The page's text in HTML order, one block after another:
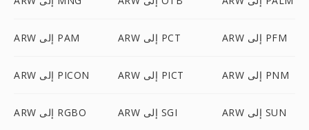
ARW إلى PAM ARW إلى PCT ARW إلى PFM
ARW إلى PICON ARW إلى PICT ARW إلى PNM
ARW إلى RGBO ARW إلى SGI ARW إلى SUN